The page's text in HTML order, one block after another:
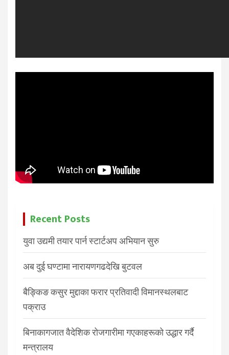
Recent Posts
युवा उद्यमी तयार पार्न स्टार्टअप अभियान सुरु
अब दुई घण्टामा नारायणगढदेखि बुटवल
बैङ्किङ कसुर मुद्दाका फरार प्रतिवादी विमानस्थलबाट
पक्राउ
बिनाकागजात वैदेशिक रोजगारीमा गएकाहरूको उद्धार गर्दै
मन्त्रालय